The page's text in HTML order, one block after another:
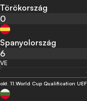
Törökország
0
Spanyolország
6
VE
okt. 11. World Cup Qualification